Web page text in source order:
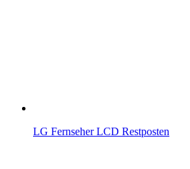
LG Fernseher LCD Restposten